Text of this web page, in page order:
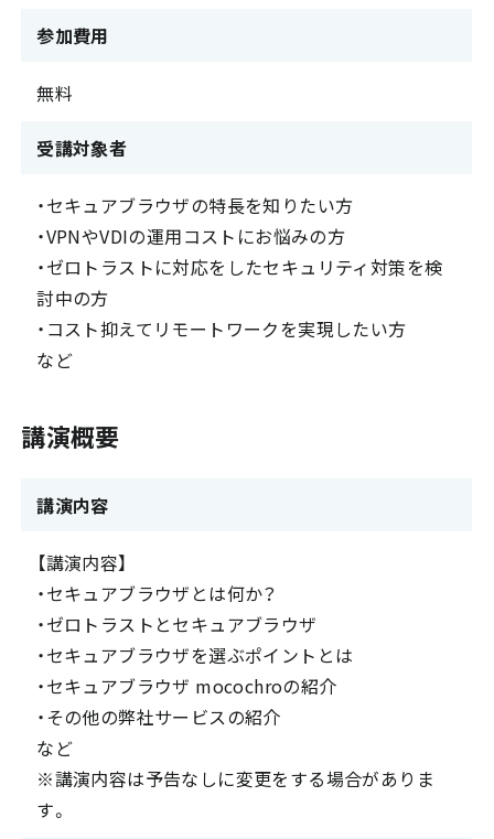
参加費用
無料
受講対象者
・セキュアブラウザの特長を知りたい方
・VPNやVDIの運用コストにお悩みの方
・ゼロトラストに対応をしたセキュリティ対策を検
討中の方
・コスト抑えてリモートワークを実現したい方
など
講演概要
講演内容
【講演内容】
・セキュアブラウザとは何か？
・ゼロトラストとセキュアブラウザ
・セキュアブラウザを選ぶポイントとは
・セキュアブラウザ mocochroの紹介
・その他の弊社サービスの紹介
など
※講演内容は予告なしに変更をする場合がありま
す。